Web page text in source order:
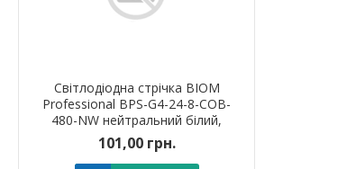
Світлодіодна стрічка BIOM
Professional BPS-G4-24-8-COB-
480-NW нейтральний білий,
негерметична (10м), 1м
101,00 грн.